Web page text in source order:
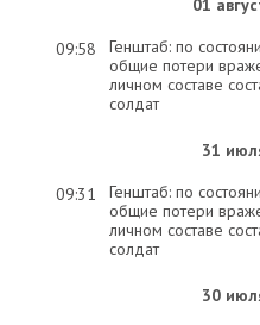
01
09:58
Генштаб: по
общие потери
личном составе
солдат
31
09:31
Генштаб: по
общие потери
личном составе
солдат
30